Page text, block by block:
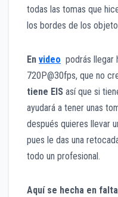
todas las tomas que
los bordes de los
En video podrás llegar
720P@30fps, que no
tiene EIS así que si
ayudará a tener unas
después quieres llevar
pues le das una
todo un profesional.
Aquí se hecha en